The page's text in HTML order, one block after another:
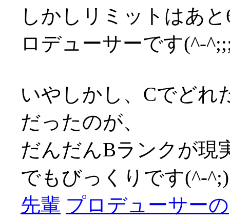
しかしリミットはあ
ロデューサーです(^-
いやしかし、Cでどれ
だったのが、
だんだんBランクが現
でもびっくりです(^-^;)
先輩 プロデューサーの